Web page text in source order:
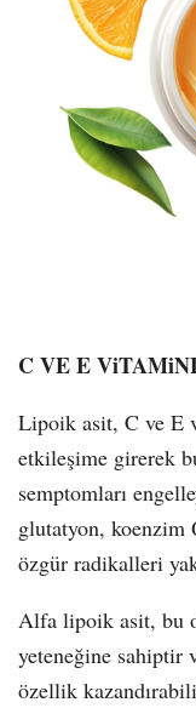
C VE E
Lipoik asit, C ve E
etkileşime girerek
semptomları
glutatyon, koenzim
özgür radikalleri
Alfa lipoik asit, bu
yeteneğine sahiptir
özellik